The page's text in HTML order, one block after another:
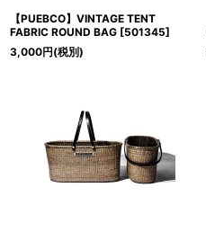
【PUEBCO】VINTAGE TENT
FABRIC ROUND BAG [501345]
3,000円(税別)